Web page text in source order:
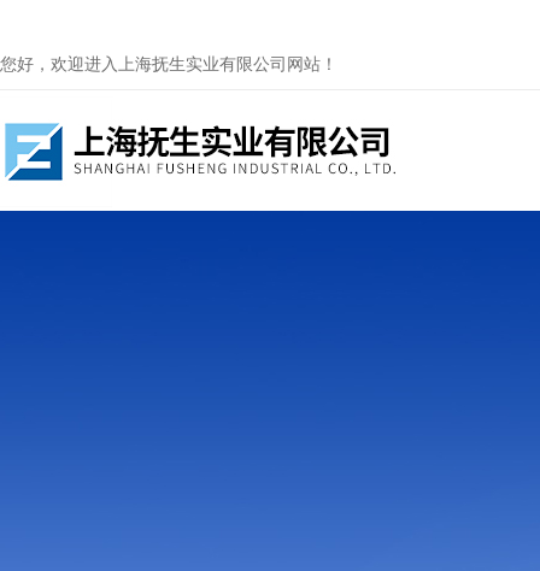
您好，欢迎进入上海抚生实业有限公司网站！